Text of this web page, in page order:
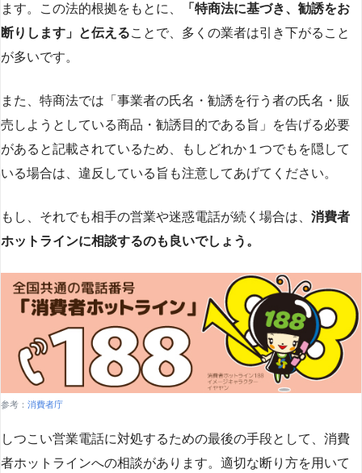
ます。この法的根拠をもとに、
「特商法に基づき、勧誘をお
断りします」と伝えることで、多くの業者は引き下がること
が多いです​​。
また、特商法では「事業者の氏名・勧誘を行う者の氏名・販
売しようとしている商品・勧誘目的である旨」を告げる必要
があると記載されているため、もしどれか１つでもを隠して
いる場合は、違反している旨も注意してあげてください。
もし、それでも相手の営業や迷惑電話が続く場合は、 消費者
ホットラインに相談するのも良いでしょう。
参考： 消費者庁
しつこい営業電話に対処するための最後の手段として、消費
者ホットラインへの相談があります。適切な断り方を用いて